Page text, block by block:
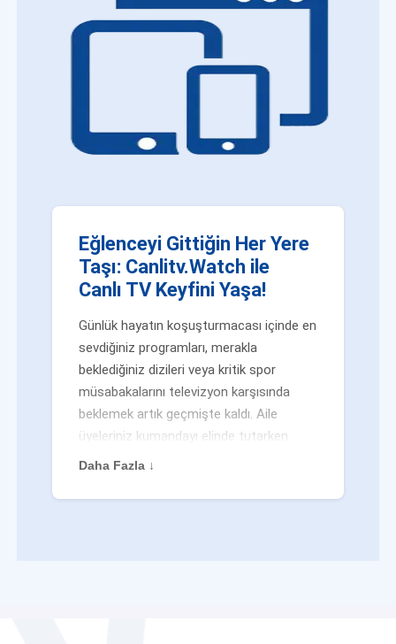
Eğlenceyi Gittiğin Her Yere
Taşı: Canlitv.Watch ile
Canlı TV Keyfini Yaşa!
Günlük hayatın koşuşturmacası içinde en
sevdiğiniz programları, merakla
beklediğiniz dizileri veya kritik spor
müsabakalarını televizyon karşısında
beklemek artık geçmişte kaldı. Aile
üyeleriniz kumandayı elinde tutarken
veya siz evden uzaktayken bile
değilsiniz. Geleneksel yayıncılığın
Daha Fazla ↓